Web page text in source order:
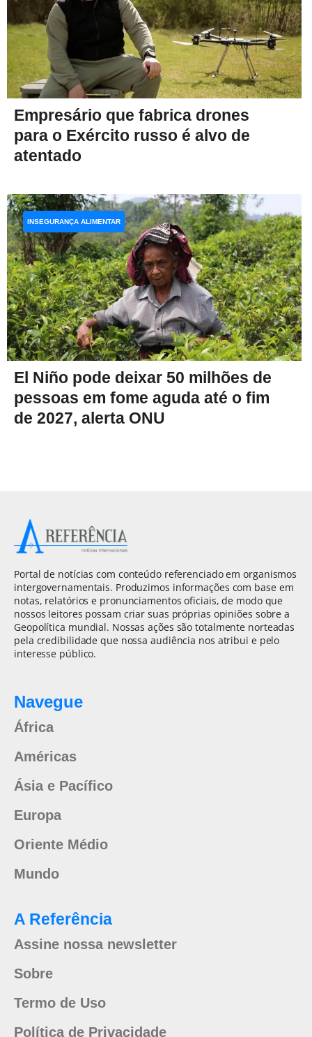
Empresário que fabrica drones
para o Exército russo é alvo de
atentado
El Niño pode deixar 50 milhões de
pessoas em fome aguda até o fim
de 2027, alerta ONU
INSEGURANÇA ALIMENTAR
Portal de notícias com conteúdo referenciado em organismos
intergovernamentais. Produzimos informações com base em
notas, relatórios e pronunciamentos oficiais, de modo que
nossos leitores possam criar suas próprias opiniões sobre a
Geopolítica mundial. Nossas ações são totalmente norteadas
pela credibilidade que nossa audiência nos atribui e pelo
interesse público.
Navegue
África
Américas
Ásia e Pacífico
Europa
Oriente Médio
Mundo
A Referência
Assine nossa newsletter
Sobre
Termo de Uso
Política de Privacidade